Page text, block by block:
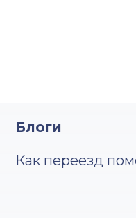
Блоги
Как переезд